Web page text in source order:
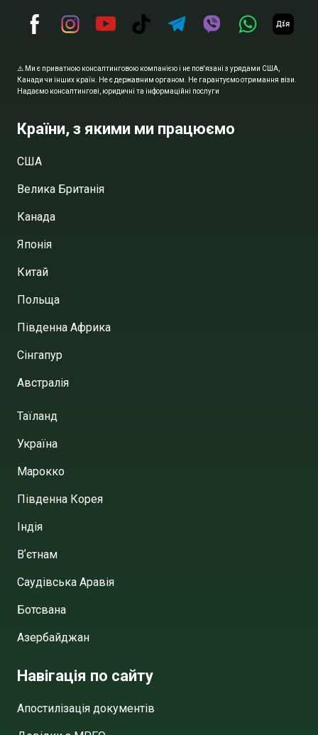
⚠️ Ми є приватною консалтинговою компанією і не пов'язані з урядами США,
Канади чи інших країн. Не є державним органом. Не гарантуємо отримання візи.
Надаємо консалтингові, юридичні та інформаційні послуги
Країни, з якими ми працюємо
США
Велика Британія
Канада
Японія
Китай
Польща
Південна Африка
Сінгапур
Австралія
Таїланд
Україна
Марокко
Південна Корея
Індія
Вʼєтнам
Саудівська Аравія
Ботсвана
Азербайджан
Навігація по сайту
Апостилізація документів